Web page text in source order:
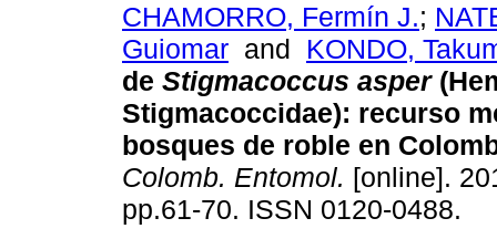
CHAMORRO, Fermín J.;
Guiomar and KONDO,
de Stigmacoccus asper
Stigmacoccidae): recurso
bosques de roble en
Colomb. Entomol. [online].
pp.61-70. ISSN 0120-0488.